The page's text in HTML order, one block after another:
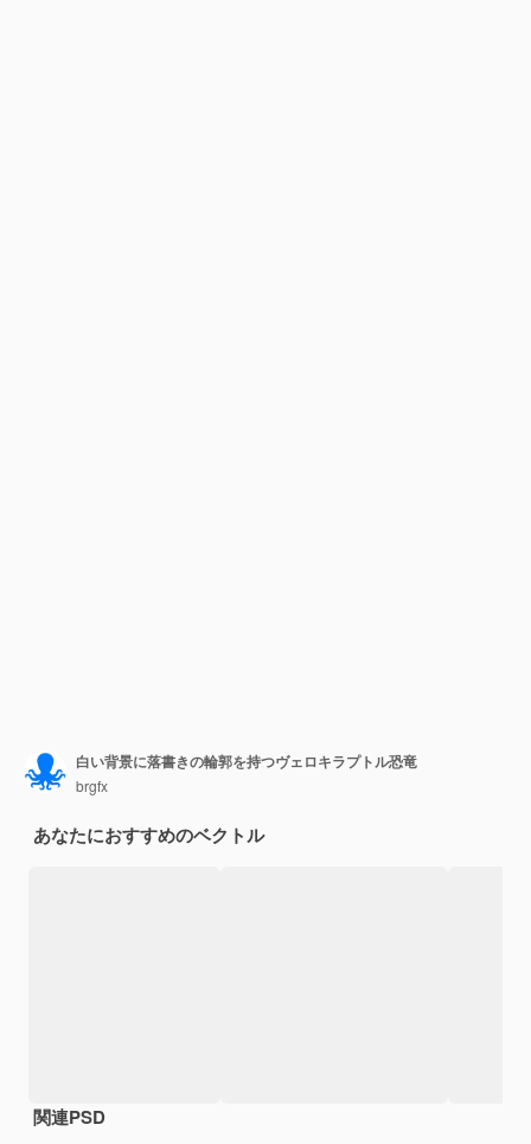
白い背景に落書きの輪郭を持つヴェロキラプトル恐竜
brgfx
あなたにおすすめのベクトル
関連PSD